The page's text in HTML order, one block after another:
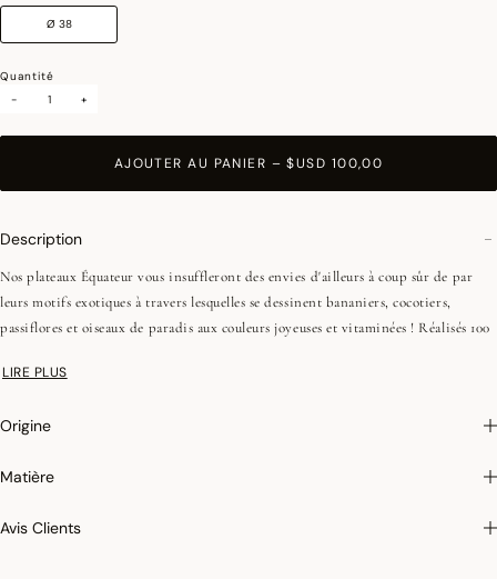
Ø 38
Quantité
-
+
AJOUTER AU PANIER –$USD 100,00
Description
Nos plateaux Équateur vous insuffleront des envies d'ailleurs à coup sûr de par
leurs motifs exotiques à travers lesquelles se dessinent bananiers, cocotiers,
passiflores et oiseaux de paradis aux couleurs joyeuses et vitaminées ! Réalisés 100
Complétez votre voyage avec nos torchons et nos tabliers, pour une cuisine pleine
assurer une similitude parfaite avec le produit vendu, notamment en ce qui
LIRE PLUS
Origine
Matière
Avis Clients